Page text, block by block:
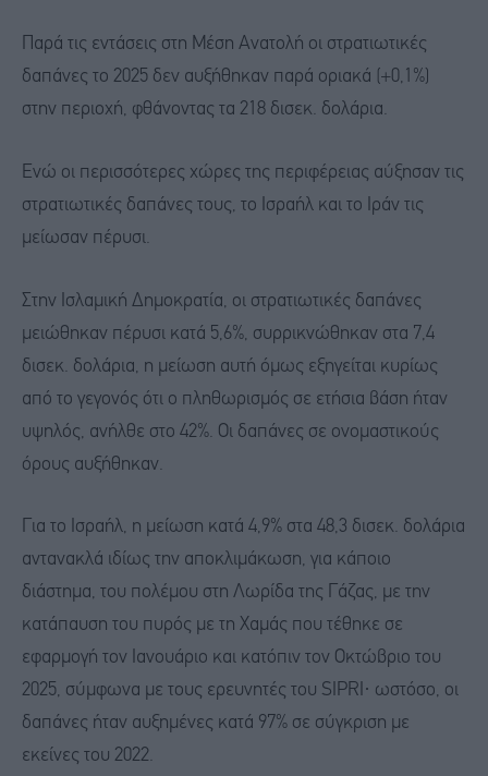
Παρά τις εντάσεις στη Μέση Ανατολή οι στρατιωτικές
δαπάνες το 2025 δεν αυξήθηκαν παρά οριακά (+0,1%)
στην περιοχή, φθάνοντας τα 218 δισεκ. δολάρια.
Ενώ οι περισσότερες χώρες της περιφέρειας αύξησαν τις
στρατιωτικές δαπάνες τους, το Ισραήλ και το Ιράν τις
μείωσαν πέρυσι.
Στην Ισλαμική Δημοκρατία, οι στρατιωτικές δαπάνες
μειώθηκαν πέρυσι κατά 5,6%, συρρικνώθηκαν στα 7,4
δισεκ. δολάρια, η μείωση αυτή όμως εξηγείται κυρίως
από το γεγονός ότι ο πληθωρισμός σε ετήσια βάση ήταν
υψηλός, ανήλθε στο 42%. Οι δαπάνες σε ονομαστικούς
όρους αυξήθηκαν.
Για το Ισραήλ, η μείωση κατά 4,9% στα 48,3 δισεκ. δολάρια
αντανακλά ιδίως την αποκλιμάκωση, για κάποιο
διάστημα, του πολέμου στη Λωρίδα της Γάζας, με την
κατάπαυση του πυρός με τη Χαμάς που τέθηκε σε
εφαρμογή τον Ιανουάριο και κατόπιν τον Οκτώβριο του
2025, σύμφωνα με τους ερευνητές του SIPRI· ωστόσο, οι
δαπάνες ήταν αυξημένες κατά 97% σε σύγκριση με
εκείνες του 2022.